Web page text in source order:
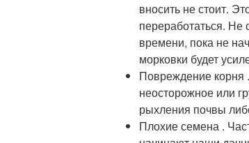
вносить не стоит.
переработаться. Не
времени, пока не
морковки будет
Повреждение
неосторожное или
рыхления почвы
Плохие семена .